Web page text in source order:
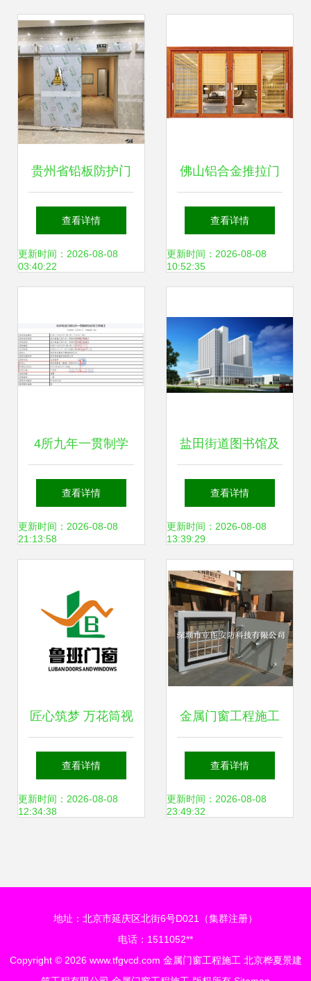
金属门窗工程防坑
指南
贵州省铅板防护门
防辐射子母门 高效
防辐射与金属门窗
南
查看详情
更新时间：2026-08-08
03:40:22
佛山铝合金推拉门
经久耐用，厂家直
销首选
查看详情
更新时间：2026-08-08
10:52:35
4所九年一贯制学
校同步招标进展！
深圳这区有大动作
启动
查看详情
更新时间：2026-08-08
21:13:58
盐田街道图书馆及
文体中心改造工程
金属门窗工程施工
纪要
查看详情
更新时间：2026-08-08
13:39:29
匠心筑梦 万花筒视
角下的金属门窗工
程施工之道
查看详情
更新时间：2026-08-08
12:34:38
金属门窗工程施工
指南 如何选择正规
厂商与合理控制工
查看详情
更新时间：2026-08-08
23:49:32
地址：北京市延庆区北街6号D021（集群注册）
电话：1511052**
Copyright © 2026 www.tfgvcd.com 金属门窗工程施工 北京桦夏景建